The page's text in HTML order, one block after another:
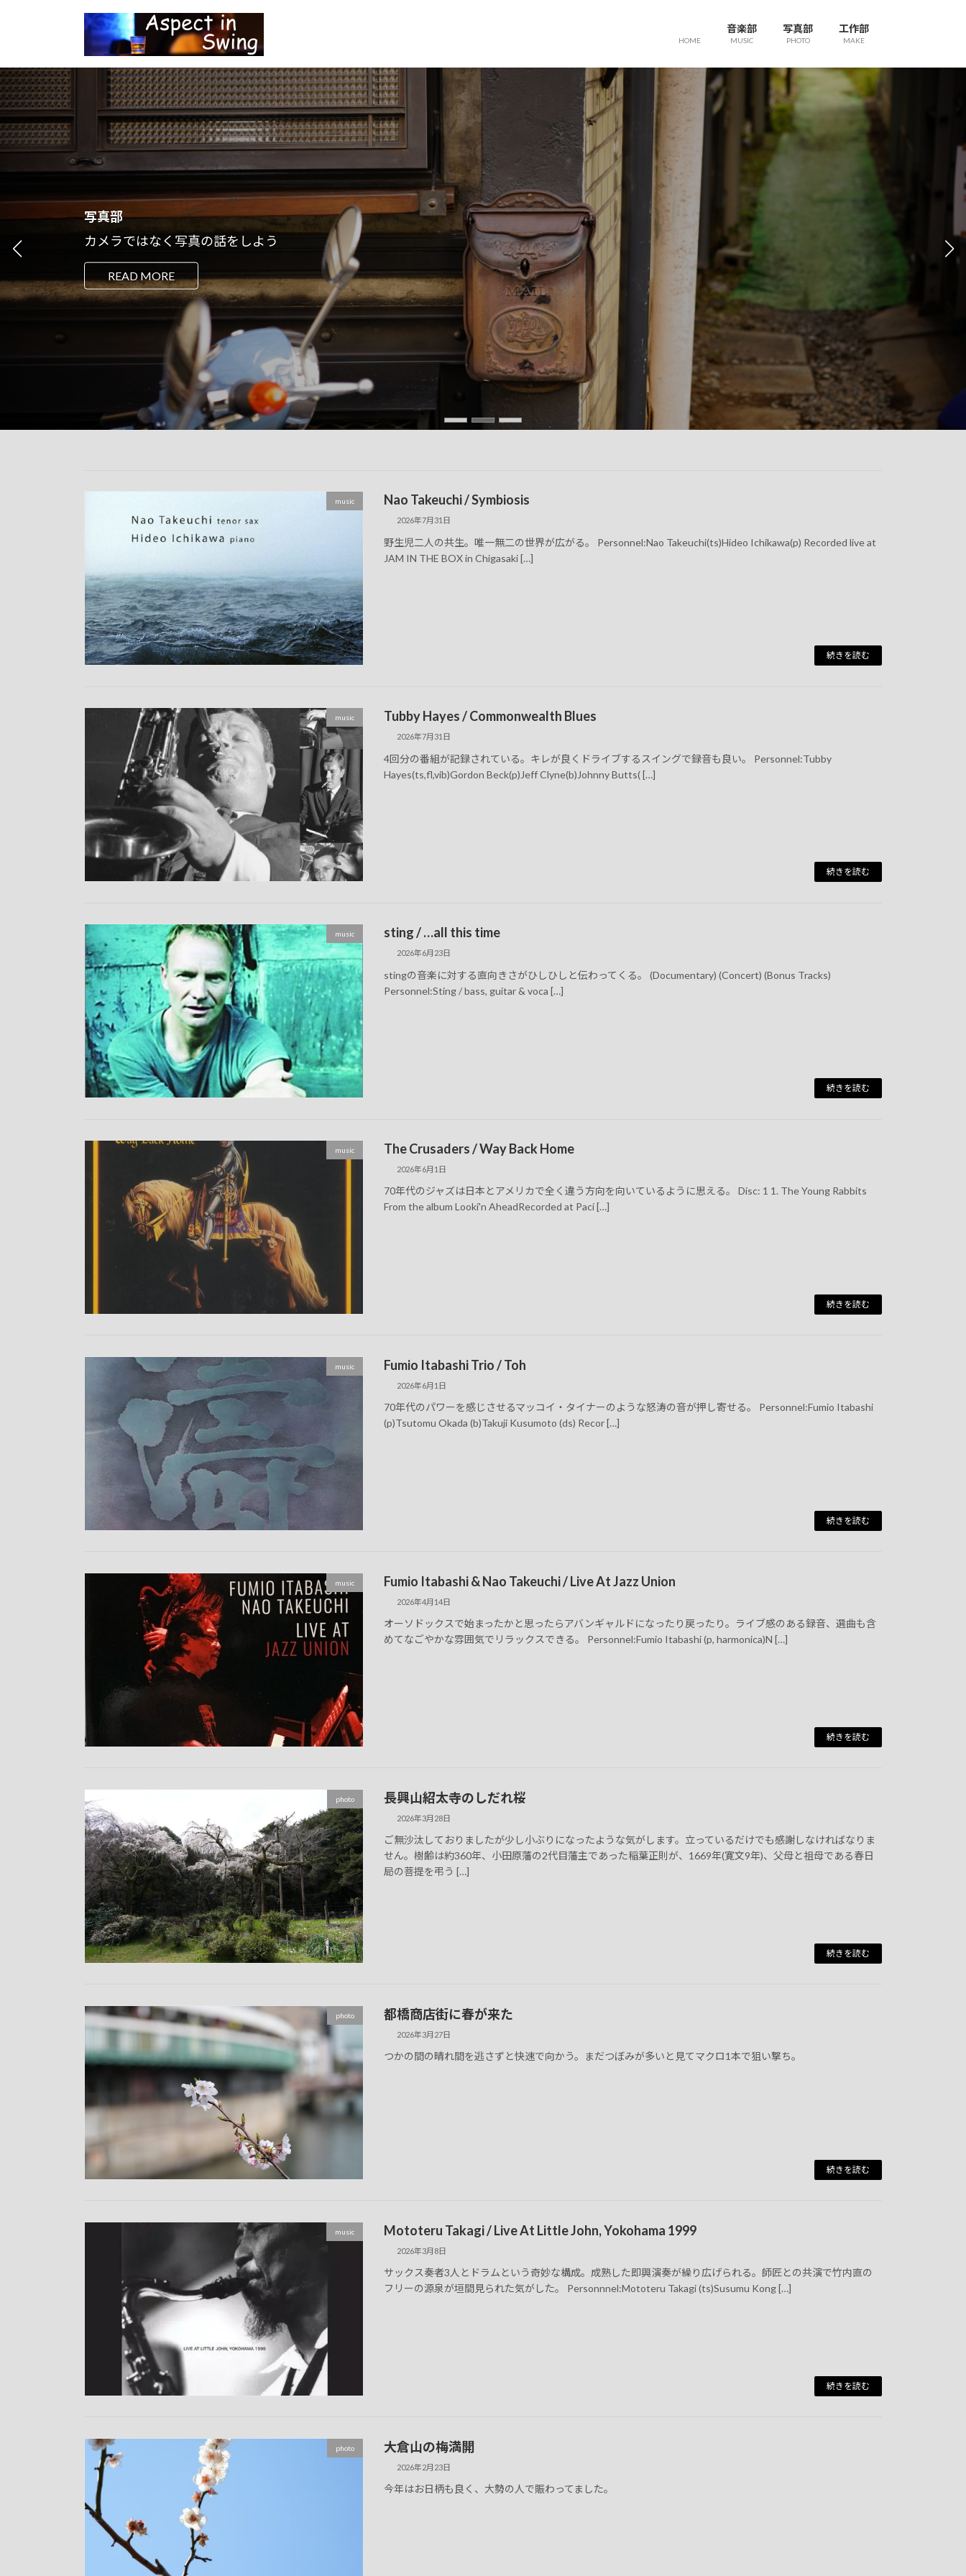
ツ
へ
ス
キ
ッ
シ
ョ
ン
に
移
HOME
音楽部
MUSIC
写真部
PHOTO
工作部
MAKE
写真部
カメラではなく写真の話をしよう
READ MORE
music Nao Takeuchi / Symbiosis
2026年7月31日
野生児二人の共生。唯一無二の世界が広がる。 Personnel:Nao Takeuchi(ts)Hideo Ichikawa(p) Recorded live at
JAM IN THE BOX in Chigasaki […]
続きを読む
music Tubby Hayes / Commonwealth Blues
2026年7月31日
4回分の番組が記録されている。キレが良くドライブするスイングで録音も良い。 Personnel:Tubby
Hayes(ts,fl,vib)Gordon Beck(p)Jeff Clyne(b)Johnny Butts( […]
続きを読む
music sting / …all this time
2026年6月23日
stingの音楽に対する直向きさがひしひしと伝わってくる。 (Documentary) (Concert) (Bonus Tracks)
Personnel:Sting / bass, guitar & voca […]
続きを読む
music The Crusaders / Way Back Home
2026年6月1日
70年代のジャズは日本とアメリカで全く違う方向を向いているように思える。 Disc: 1 1. The Young Rabbits
From the album Looki'n AheadRecorded at Paci […]
続きを読む
music Fumio Itabashi Trio / Toh
2026年6月1日
70年代のパワーを感じさせるマッコイ・タイナーのような怒涛の音が押し寄せる。 Personnel:Fumio Itabashi
(p)Tsutomu Okada (b)Takuji Kusumoto (ds) Recor […]
続きを読む
music Fumio Itabashi & Nao Takeuchi / Live At Jazz Union
2026年4月14日
オーソドックスで始まったかと思ったらアバンギャルドになったり戻ったり。ライブ感のある録音、選曲も含
めてなごやかな雰囲気でリラックスできる。 Personnel:Fumio Itabashi (p, harmonica)N […]
続きを読む
photo 長興山紹太寺のしだれ桜
2026年3月28日
ご無沙汰しておりましたが少し小ぶりになったような気がします。立っているだけでも感謝しなければなりま
せん。樹齢は約360年、小田原藩の2代目藩主であった稲葉正則が、1669年(寛文9年)、父母と祖母である春日
局の菩提を弔う […]
続きを読む
photo 都橋商店街に春が来た
2026年3月27日
つかの間の晴れ間を逃さずと快速で向かう。まだつぼみが多いと見てマクロ1本で狙い撃ち。
続きを読む
music Mototeru Takagi / Live At Little John, Yokohama 1999
2026年3月8日
サックス奏者3人とドラムという奇妙な構成。成熟した即興演奏が繰り広げられる。師匠との共演で竹内直の
フリーの源泉が垣間見られた気がした。 Personnnel:Mototeru Takagi (ts)Susumu Kong […]
続きを読む
photo 大倉山の梅満開
2026年2月23日
今年はお日柄も良く、大勢の人で賑わってました。